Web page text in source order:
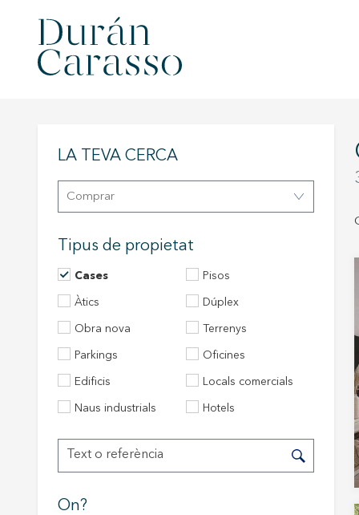
LA TEVA CERCA
Comprar
Tipus de propietat
Cases Pisos
àtics Dúplex
Obra nova Terrenys
Parkings Oficines
Edificis Locals comercials
Naus industrials Hotels
On?